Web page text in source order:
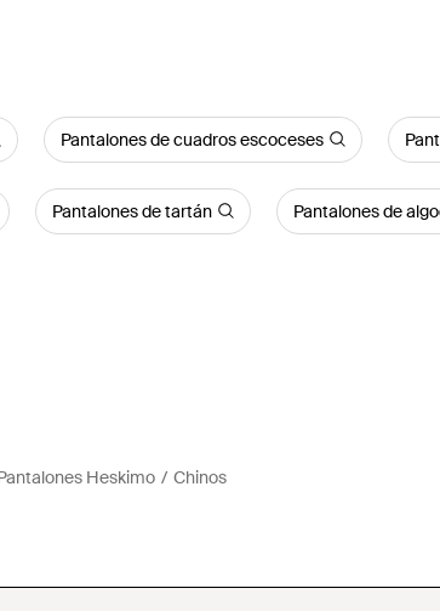
Pantalones de cuadros escoceses
Pantalones de tartán Pantalones de
Heskimo Chinos